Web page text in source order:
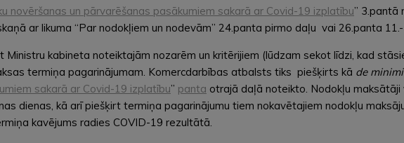
novēršanas un pārvarēšanas pasākumiem sakarā ar Covid-19 izplatību” 3.pantā
ar likuma “Par nodokļiem un nodevām” 24.panta pirmo daļu vai 26.panta
Ministru kabineta noteiktajām nozarēm un kritērijiem (lūdzam sekot līdzi, kad
termiņa pagarinājumam. Komercdarbības atbalsts tiks piešķirts kā de
sakarā ar Covid-19 izplatību” panta otrajā daļā noteikto. Nodokļu
dienas, kā arī piešķirt termiņa pagarinājumu tiem nokavētajiem nodokļu
kavējums radies COVID-19 rezultātā.